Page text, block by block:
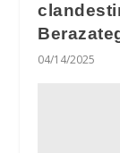
04/14/2025